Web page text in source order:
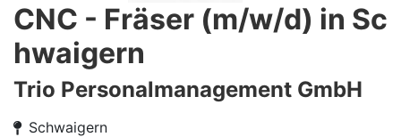
CNC - Fräser (m/w/d) in Sc
hwaigern
Trio Personalmanagement GmbH
Schwaigern